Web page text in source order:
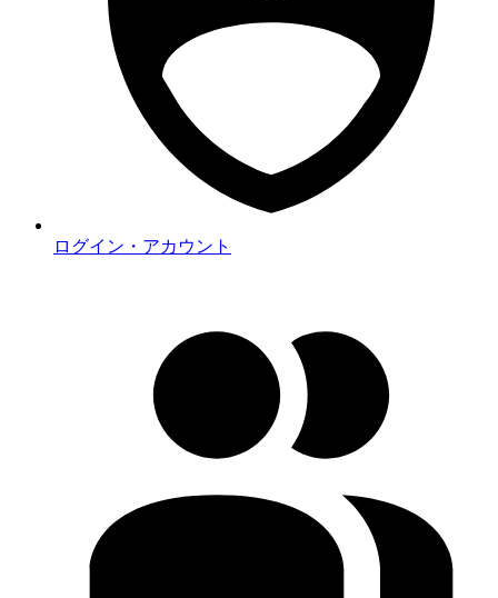
ログイン・アカウント